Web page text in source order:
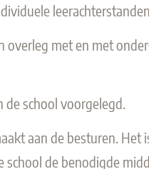
overleg met en met
school voorgelegd.
aan de besturen.
de benodigde